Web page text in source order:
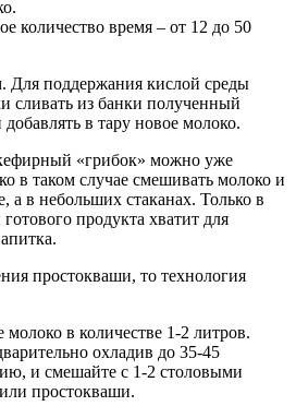
количество время – от 12 до 50
Для поддержания кислой среды
сливать из банки полученный
в тару новое молоко.
«грибок» можно уже
в таком случае смешивать молоко и
а в небольших стаканах. Только в
продукта хватит для
простокваши, то технология
молоко в количестве 1-2 литров.
охладив до 35-45
и смешайте с 1-2 столовыми
простокваши.